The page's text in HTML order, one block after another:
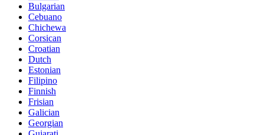
Bulgarian
Cebuano
Chichewa
Corsican
Croatian
Dutch
Estonian
Filipino
Finnish
Frisian
Galician
Georgian